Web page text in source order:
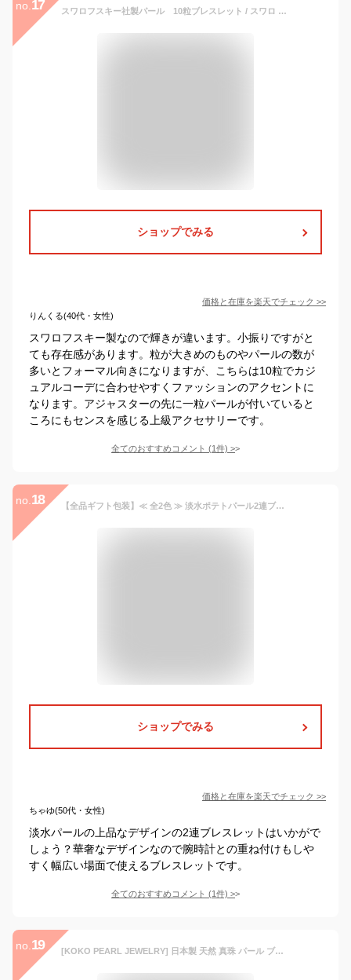
no. 17 スワロフスキー社製パール 10粒ブレスレット / スワロ パール swarovski レディース アクセサリー ブレスレット
ショップでみる
価格と在庫を楽天でチェック >>
りんくる(40代・女性)
スワロフスキー製なので輝きが違います。小振りですがと
ても存在感があります。粒が大きめのものやパールの数が
多いとフォーマル向きになりますが、こちらは10粒でカジ
ュアルコーデに合わせやすくファッションのアクセントに
なります。アジャスターの先に一粒パールが付いていると
ころにもセンスを感じる上級アクセサリーです。
全てのおすすめコメント (1件) >
no. 18 【全品ギフト包装】≪ 全2色 ≫ 淡水ポテトパール2連ブレスレット（ホワイト/ピンクパープル） 約4.0mm SV y-v-024 三重県真珠加工販売協同組合［修理不可］
ショップでみる
価格と在庫を楽天でチェック >>
ちゃゆ(50代・女性)
淡水パールの上品なデザインの2連ブレスレットはいかがで
しょう？華奢なデザインなので腕時計との重ね付けもしや
すく幅広い場面で使えるブレスレットです。
全てのおすすめコメント (1件) >
no. 19 [KOKO PEARL JEWELRY] 日本製 天然 真珠 パール ブレスレット レディース 10k あこや真珠 パールブレスレット 普段使い br40-10k-8